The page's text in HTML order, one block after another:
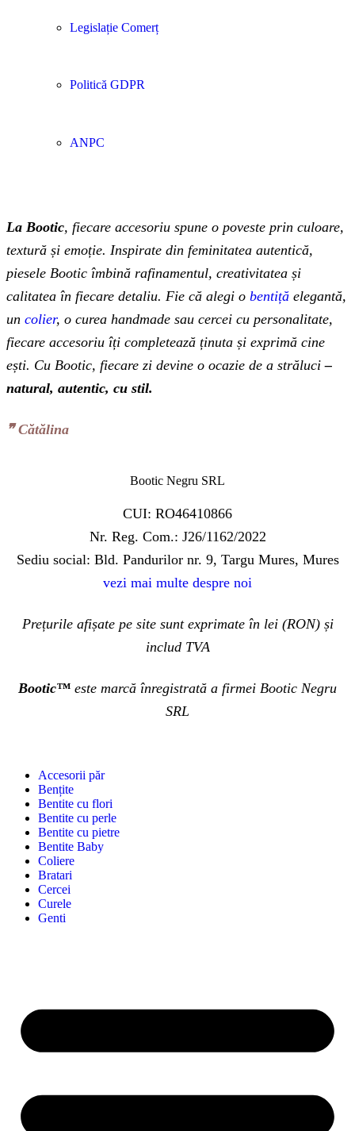
Legislație Comerț
Politică GDPR
ANPC
La Bootic, fiecare accesoriu spune o poveste prin culoare,
textură și emoție. Inspirate din feminitatea autentică,
piesele Bootic îmbină rafinamentul, creativitatea și
calitatea în fiecare detaliu. Fie că alegi o bentiță elegantă,
un colier, o curea handmade sau cercei cu personalitate,
fiecare accesoriu îți completează ținuta și exprimă cine
ești. Cu Bootic, fiecare zi devine o ocazie de a străluci –
natural, autentic, cu stil.
❞‬ Cătălina
Bootic Negru SRL
CUI: RO46410866
Nr. Reg. Com.: J26/1162/2022
Sediu social: Bld. Pandurilor nr. 9, Targu Mures, Mures
vezi mai multe despre noi
Prețurile afișate pe site sunt exprimate în lei (RON) și
includ TVA
Bootic™ este marcă înregistrată a firmei Bootic Negru
SRL
Accesorii păr
Bențite
Bentite cu flori
Bentite cu perle
Bentite cu pietre
Bentite Baby
Coliere
Bratari
Cercei
Curele
Genti